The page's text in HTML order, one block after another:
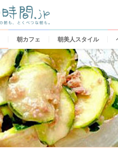
朝カフェ 朝美人スタイル